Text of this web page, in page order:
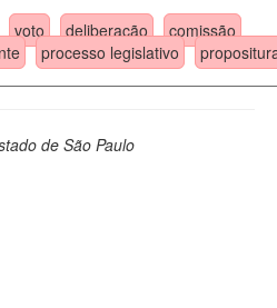
voto deliberação
comissão
processo legislativo
de São Paulo